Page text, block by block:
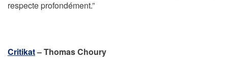
respecte profondément.”
Critikat– Thomas Choury